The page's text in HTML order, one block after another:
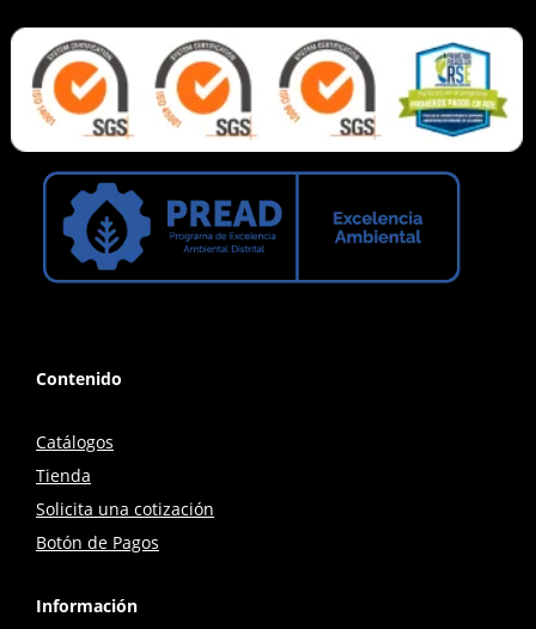
Contenido
Catálogos
Tienda
Solicita una cotización
Botón de Pagos
Información